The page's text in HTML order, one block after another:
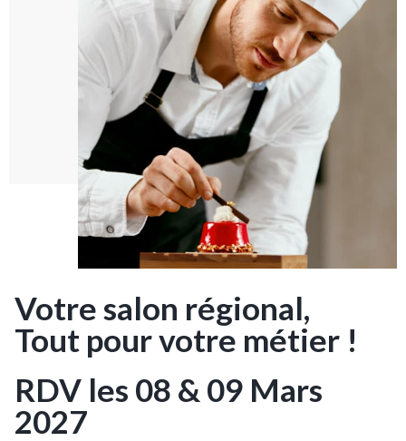
Votre salon régional,
Tout pour votre métier !
RDV les 08 & 09 Mars
2027